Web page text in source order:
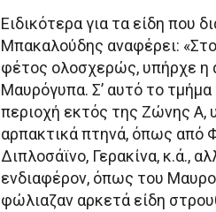
Ειδικότερα για τα είδη που
Μπακαλούδης αναφέρει:
φέτος ολοσχερώς, υπήρχε η
Μαυρόγυπα. Σ’ αυτό το
περιοχή εκτός της Ζώνης Α,
αρπακτικά πτηνά, όπως από
Διπλοσάϊνο, Γερακίνα, κ.ά.,
ενδιαφέρον, όπως του
φώλιαζαν αρκετά είδη